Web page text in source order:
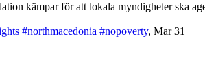
kämpar för att lokala myndigheter ska
#northmacedonia #nopoverty, Mar 31